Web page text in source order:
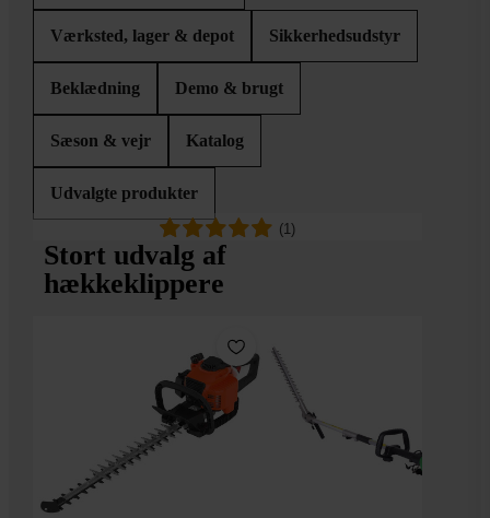
Værksted, lager & depot Sikkerhedsudstyr
Beklædning Demo & brugt
Sæson & vejr Katalog
Udvalgte produkter
Stort udvalg af
hækkeklippere
(1)